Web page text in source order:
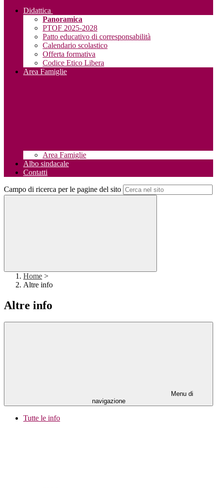
Didattica
Panoramica
PTOF 2025-2028
Patto educativo di corresponsabilità
Calendario scolastico
Offerta formativa
Codice Etico Libera
Area Famiglie
Area Famiglie
Albo sindacale
Contatti
Campo di ricerca per le pagine del sito
Home >
Altre info
Altre info
Menu di
navigazione
Tutte le info